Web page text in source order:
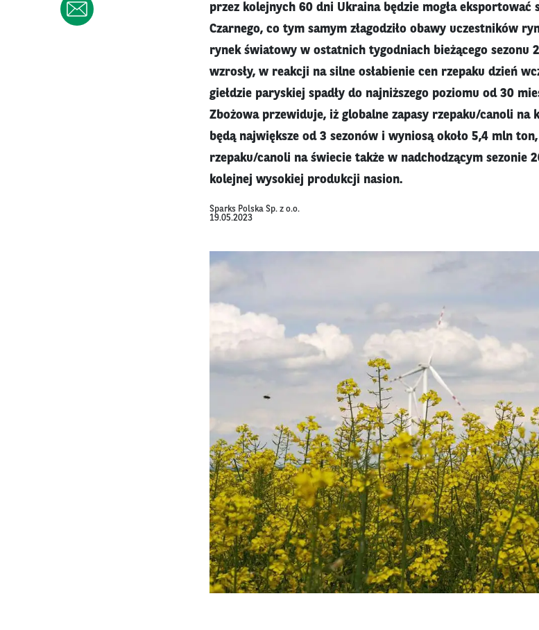
przez kolejnych 60 dni Ukraina będzie mogła
Czarnego, co tym samym złagodziło obawy uczestników
rynek światowy w ostatnich tygodniach bieżącego sezonu
wzrosły, w reakcji na silne osłabienie cen rzepaku dzień
giełdzie paryskiej spadły do najniższego poziomu od 30
Zbożowa przewiduje, iż globalne zapasy rzepaku/canoli na
będą największe od 3 sezonów i wyniosą około 5,4 mln
rzepaku/canoli na świecie także w nadchodzącym sezonie
kolejnej wysokiej produkcji nasion.
Sparks Polska Sp. z o.o.
19.05.2023